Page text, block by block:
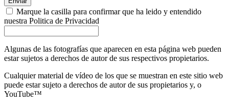
Marque la casilla para confirmar que ha leido y entendido
nuestra Politica de Privacidad
Algunas de las fotografías que aparecen en esta página web pueden
estar sujetos a derechos de autor de sus respectivos propietarios.
Cualquier material de vídeo de los que se muestran en este sitio web
puede estar sujeto a derechos de autor de sus propietarios y, o
YouTube™